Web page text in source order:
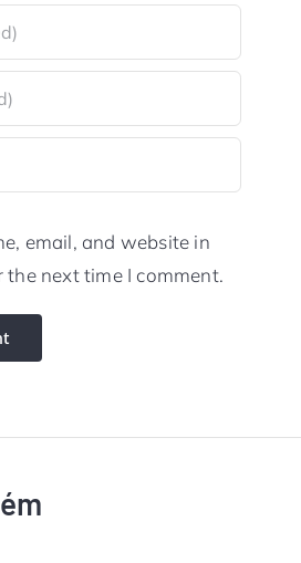
email, and website in
next time I comment.